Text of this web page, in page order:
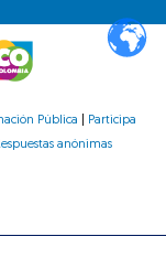
Pública
Participa
anónimas